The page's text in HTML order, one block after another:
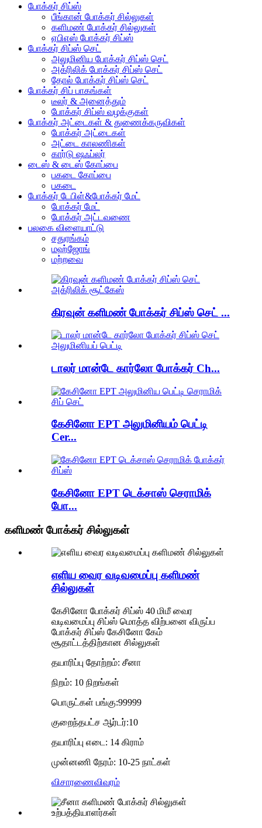
போக்கர் சிப்ஸ்
பீங்கான் போக்கர் சில்லுகள்
களிமண் போக்கர் சில்லுகள்
ஏபிஎஸ் போக்கர் சிப்ஸ்
போக்கர் சிப்ஸ் செட்
அலுமினிய போக்கர் சிப்ஸ் செட்
அக்ரிலிக் போக்கர் சிப்ஸ் செட்
தோல் போக்கர் சிப்ஸ் செட்
போக்கர் சிப் பாகங்கள்
டீலர் & அனைத்தும்
போக்கர் சிப்ஸ் வழக்குகள்
போக்கர் அட்டைகள் & துணைக்கருவிகள்
போக்கர் அட்டைகள்
அட்டை காலணிகள்
கார்டு ஷஃப்லர்
டைஸ் & டைஸ் கோப்பை
பகடை கோப்பை
பகடை
போக்கர் டேபிள்&போக்கர் மேட்
போக்கர் மேட்
போக்கர் அட்டவணை
பலகை விளையாட்டு
சதுரங்கம்
மஹ்ஜோங்
மற்றவை
கிரவுன் களிமண் போக்கர் சிப்ஸ் செட் ...
டாலர் மான்டே கார்லோ போக்கர் Ch...
கேசினோ EPT அலுமினியம் பெட்டி
Cer...
கேசினோ EPT டெக்சாஸ் செராமிக்
போ...
களிமண் போக்கர் சில்லுகள்
எளிய வைர வடிவமைப்பு களிமண்
சில்லுகள்
கேசினோ போக்கர் சிப்ஸ் 40 மிமீ வைர
வடிவமைப்பு சிப்ஸ் மொத்த விற்பனை விருப்ப
போக்கர் சிப்ஸ் கேசினோ கேம்
சூதாட்டத்திற்கான சில்லுகள்
தயாரிப்பு தோற்றம்: சீனா
நிறம்: 10 நிறங்கள்
பொருட்கள் பங்கு:99999
குறைந்தபட்ச ஆர்டர்:10
தயாரிப்பு எடை: 14 கிராம்
முன்னணி நேரம்: 10-25 நாட்கள்
விசாரணைவிவரம்